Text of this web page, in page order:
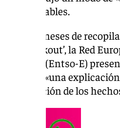
culpables.
de cinco meses de
el ‘blackout’, la Red
(Entso-E)
ofrecer «una
recopilación de los